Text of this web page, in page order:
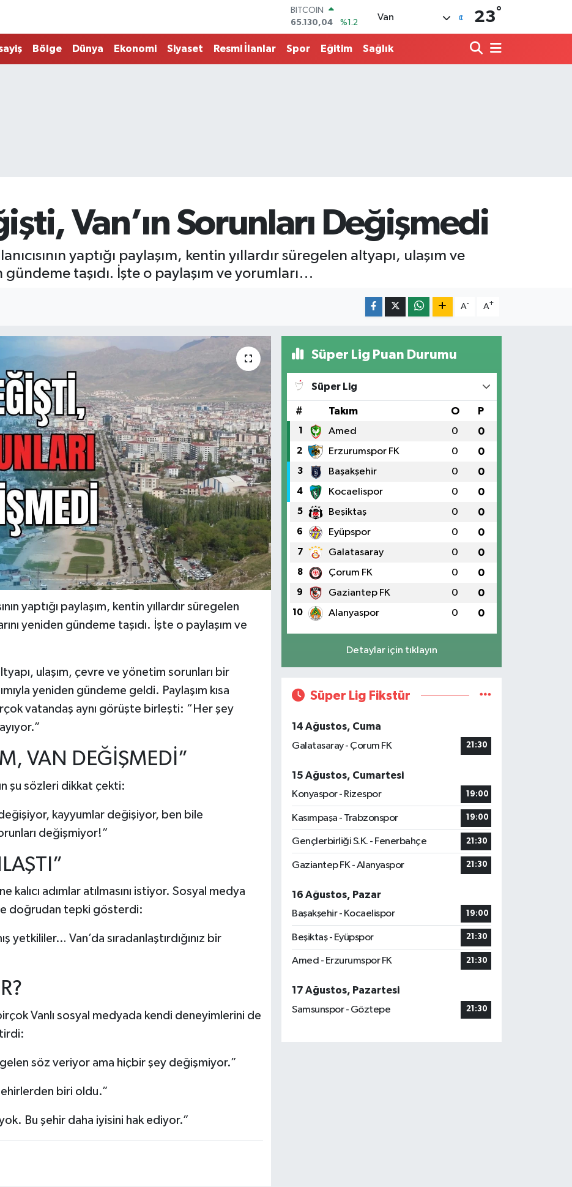
BITCOIN
65.130,04
%1.2
EURO
55,1652
%0.27
Van 23°
Bölge Dünya Ekonomi Siyaset Resmi İlanlar Spor Eğitim Sağlık
Van’ın Sorunları Değişmedi
yaptığı paylaşım, kentin yıllardır süregelen altyapı, ulaşım ve
taşıdı. İşte o paylaşım ve yorumları…
A- A+
yaptığı paylaşım, kentin yıllardır süregelen
yeniden gündeme taşıdı. İşte o paylaşım ve
ulaşım, çevre ve yönetim sorunları bir
yeniden gündeme geldi. Paylaşım kısa
vatandaş aynı görüşte birleşti: “Her şey
VAN DEĞİŞMEDİ”
şu sözleri dikkat çekti:
kayyumlar değişiyor, ben bile
değişmiyor!”
adımlar atılmasını istiyor. Sosyal medya
doğrudan tepki gösterdi:
yetkililer… Van’da sıradanlaştırdığınız bir
Vanlı sosyal medyada kendi deneyimlerini de
gelen söz veriyor ama hiçbir şey değişmiyor.”
biri oldu.”
Bu şehir daha iyisini hak ediyor.”
Süper Lig Puan Durumu
Süper Lig
# Takım O P
1 Amed 0 0
2 Erzurumspor FK 0 0
3 Başakşehir 0 0
4 Kocaelispor 0 0
5 Beşiktaş 0 0
6 Eyüpspor 0 0
7 Galatasaray 0 0
8 Çorum FK 0 0
9 Gaziantep FK 0 0
10 Alanyaspor 0 0
Detaylar için tıklayın
Süper Lig Fikstür
14 Ağustos, Cuma
Galatasaray - Çorum FK
21:30
15 Ağustos, Cumartesi
Konyaspor - Rizespor
19:00
Kasımpaşa - Trabzonspor 19:00
Gençlerbirliği S.K. - Fenerbahçe 21:30
Gaziantep FK - Alanyaspor 21:30
16 Ağustos, Pazar
Başakşehir - Kocaelispor
19:00
Beşiktaş - Eyüpspor 21:30
Amed - Erzurumspor FK 21:30
17 Ağustos, Pazartesi
Samsunspor - Göztepe
21:30